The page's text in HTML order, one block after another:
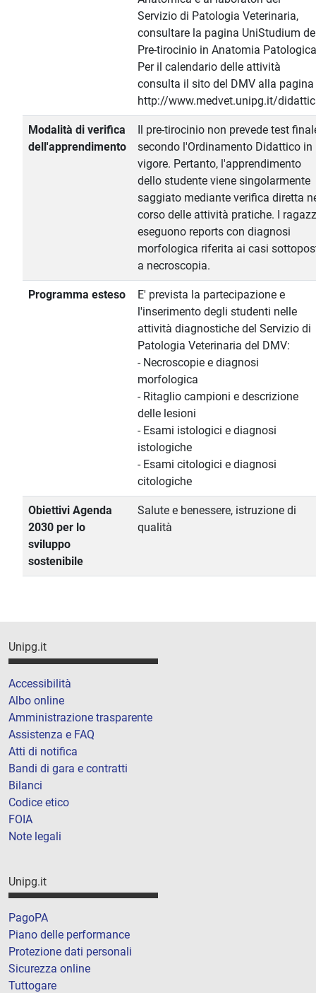
Servizio di Patologia Veterinaria,
consultare la pagina UniStudium
Pre-tirocinio in Anatomia
Per il calendario delle attività
consulta il sito del DMV alla pagina
http://www.medvet.unipg.it/
Modalità di verifica
dell'apprendimento
Il pre-tirocinio non prevede test
secondo l'Ordinamento Didattico in
vigore. Pertanto, l'apprendimento
dello studente viene singolarmente
saggiato mediante verifica diretta
corso delle attività pratiche. I
eseguono reports con diagnosi
morfologica riferita ai casi
a necroscopia.
Programma esteso
E' prevista la partecipazione e
l'inserimento degli studenti nelle
attività diagnostiche del Servizio di
Patologia Veterinaria del DMV:
- Necroscopie e diagnosi
morfologica
- Ritaglio campioni e descrizione
delle lesioni
- Esami istologici e diagnosi
istologiche
- Esami citologici e diagnosi
citologiche
Obiettivi Agenda
2030 per lo
sviluppo
sostenibile
Salute e benessere, istruzione di
qualità
Unipg.it
Accessibilità
Albo online
Amministrazione trasparente
Assistenza e FAQ
Atti di notifica
Bandi di gara e contratti
Bilanci
Codice etico
FOIA
Note legali
Unipg.it
PagoPA
Piano delle performance
Protezione dati personali
Sicurezza online
Tuttogare